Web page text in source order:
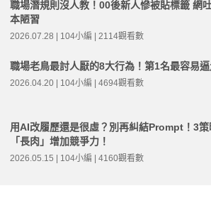
職場潛規則沒人教！00後新人慘被貼標籤 網
本陋習
2026.07.28 | 104小編 | 2114觀看數
職場老鳥最討人厭的8大行為！第1名最容易逼
2026.04.20 | 104小編 | 4694觀看數
用AI改履歷還是很虛？別再糾結Prompt！3策
「長肉」增加競爭力！
2026.05.15 | 104小編 | 4160觀看數